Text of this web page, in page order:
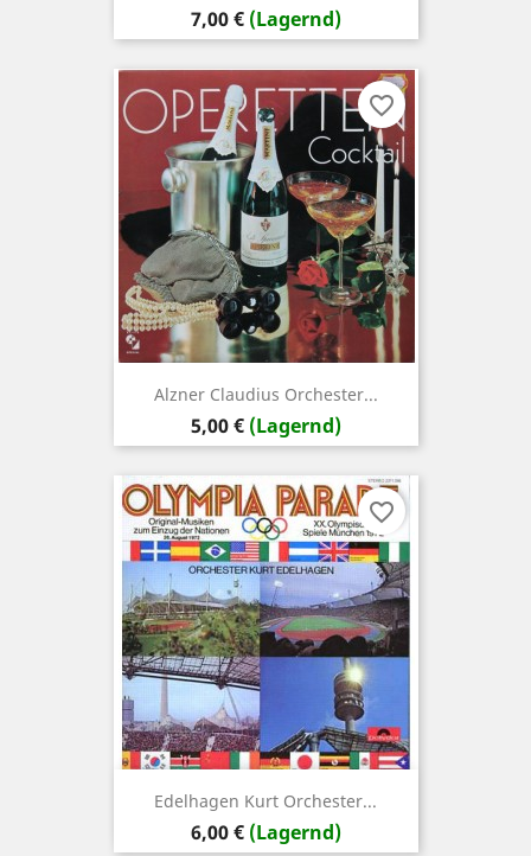
Preis
7,00 € (Lagernd)
Alzner Claudius Orchester...
Preis
5,00 € (Lagernd)
favorite_border
Edelhagen Kurt Orchester...
Preis
6,00 € (Lagernd)
favorite_border